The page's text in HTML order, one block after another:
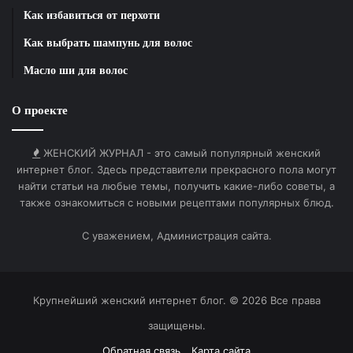
Как избавиться от перхоти
Как выбрать шампунь для волос
Масло ши для волос
О проекте
ЖЕНСКИЙ ЖУРНАЛ - это самый популярный женский
интернет блог. Здесь представители прекрасного пола могут
найти статьи на любые темы, получить какие-либо советы, а
также ознакомиться с новыми рецептами популярных блюд.
С уважением, Администрация сайта.
Крупнейший женский интернет блог. © 2026 Все права
защищены.
Обратная связь
Карта сайта